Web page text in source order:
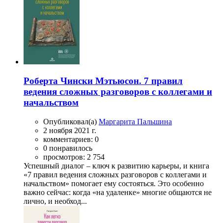
Роберта Чински Мэтьюсон. 7 правил
ведения сложных разговоров с коллегами и
начальством
Опубликовал(а) Маргарита Пальшина
2 ноября 2021 г.
комментариев: 0
0 понравилось
просмотров: 2 754
Успешный диалог – ключ к развитию карьеры, и книга
«7 правил ведения сложных разговоров с коллегами и
начальством» помогает ему состояться. Это особенно
важно сейчас: когда «на удаленке» многие общаются не
лично, и необход...